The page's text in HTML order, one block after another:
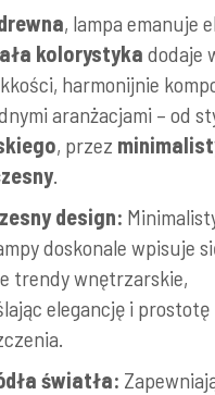
, lampa emanuje
kolorystyka dodaje
harmonijnie
aranżacjami – od
, przez
.
design:
doskonale wpisuje
trendy wnętrzarskie,
elegancję i prostotę
światła: